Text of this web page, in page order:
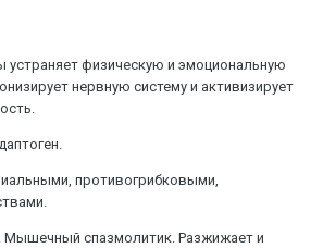
устраняет физическую и эмоциональную
нервную систему и активизирует
противогрибковыми,
Мышечный спазмолитик. Разжижает и